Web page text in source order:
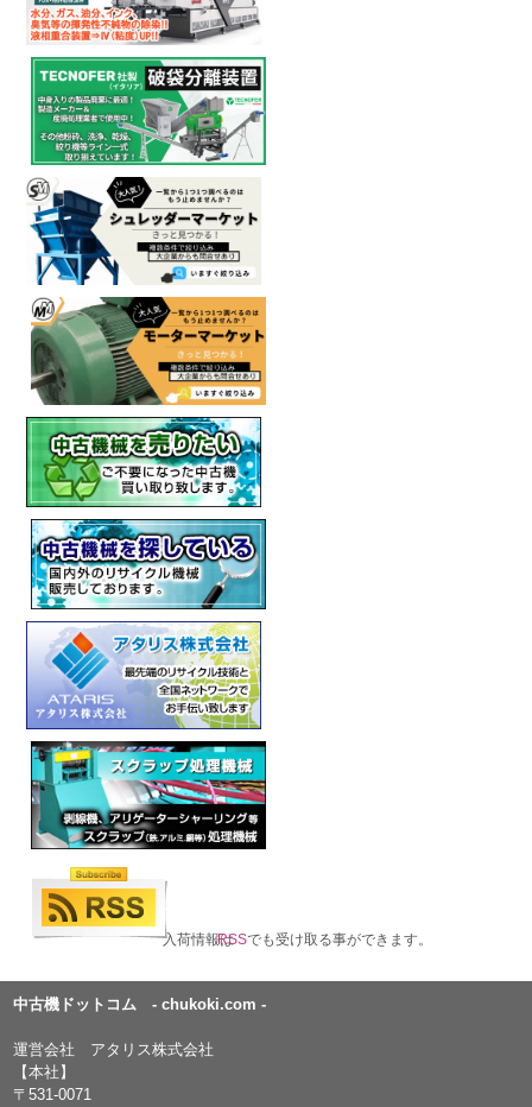
入荷情報はRSSでも受け取る事ができます。
中古機ドットコム - chukoki.com -
運営会社 アタリス株式会社
【本社】
〒531-0071